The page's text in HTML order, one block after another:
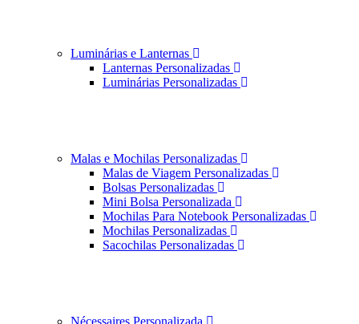
Luminárias e Lanternas
Lanternas Personalizadas
Luminárias Personalizadas
Malas e Mochilas Personalizadas
Malas de Viagem Personalizadas
Bolsas Personalizadas
Mini Bolsa Personalizada
Mochilas Para Notebook Personalizadas
Mochilas Personalizadas
Sacochilas Personalizadas
Nécessaires Personalizada